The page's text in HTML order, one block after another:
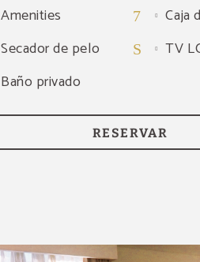
Amenities
Caja
Secador de pelo
TV
Baño privado
RESERVAR